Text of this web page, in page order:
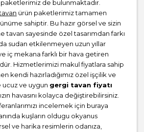
de bulunmaktadır.
ürün paketlerimiz tamamen
sahiptir. Bu hazır görsel ve sizin
tavan sayesinde özel tasarımdan farkı
sudan etkilenmeyen uzun yıllar
iç mekana farklı bir hava getiren
Hizmetlerimizi makul fiyatlara sahip
kendi hazırladığımız özel işçilik ve
ucuz ve uygun gergi tavan fiyatı
havasını kolayca değiştirebilirsiniz.
incelemek için buraya
kuşların oldugu okyanus
ve harika resimlerin odanıza,